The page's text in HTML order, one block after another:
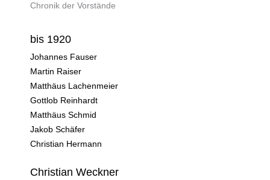
Chronik der Vorstände
bis 1920
Johannes Fauser
Martin Raiser
Matthäus Lachenmeier
Gottlob Reinhardt
Matthäus Schmid
Jakob Schäfer
Christian Hermann
Christian Weckner